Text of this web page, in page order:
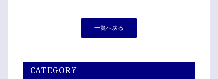
一覧へ戻る
CATEGORY